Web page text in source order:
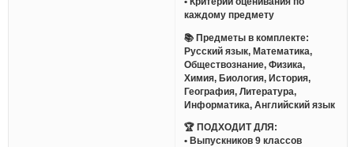
каждому предмету
📚 Предметы в комплекте:
Русский язык, Математика,
Обществознание, Физика,
Химия, Биология, История,
География, Литература,
Информатика, Английский язык
🏆 ПОДХОДИТ ДЛЯ:
• Выпускников 9 классов